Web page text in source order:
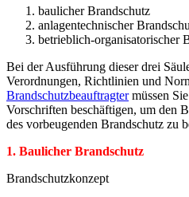
baulicher Brandschutz
anlagentechnischer
betrieblich-organisatorischer
Bei der Ausführung dieser drei
Verordnungen, Richtlinien und
Brandschutzbeauftragtermüssen
Vorschriften beschäftigen, um den
des vorbeugenden Brandschutz zu
1. Baulicher Brandschutz
Brandschutzkonzept